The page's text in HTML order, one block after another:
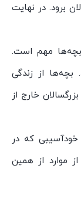
برود. در نهایت
بچه‌ها مهم است.
از زندگی
خارج از
خود‌آسیبی که در
موارد از همین